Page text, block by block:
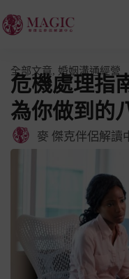
全部文章, 婚姻溝通經營
危機處理指
為你做到的
麥 傑克伴侶解讀